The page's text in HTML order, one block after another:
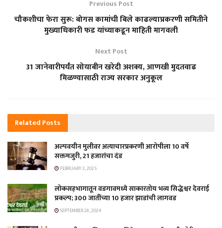
Previous Post
चौकशीचा फेरा सुरू: बोगस कामांची बिले काढल्याप्रकरणी समितीने
मुख्याधिकारी फड यांच्याकडून माहिती मागवली
Next Post
31 जानेवारीपर्यंत सोयाबीन खरेदी अशक्य, आणखी मुदतवाढ
मिळण्यासाठी राज्य सरकार अनुकूल
Related Posts
अल्पवयीन मुलीवर अत्याचारप्रकरणी आरोपीला 10 वर्षे
सक्तमजुरी, 21 हजारांचा दंड
FEBRUARY 3, 2025
लोकसहभागातून वडगावमध्ये साकारतोय भव्य सिद्धेश्वर देवराई
प्रकल्प; 300 जातींच्या 10 हजार झाडांची लागवड
SEPTEMBER 28, 2024